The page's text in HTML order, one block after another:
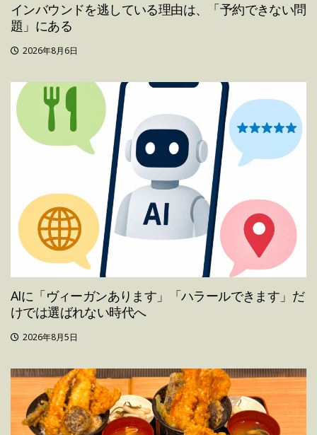
インバウンドを逃している理由は、「予約できない問
題」にある
2026年8月6日
AIに「ヴィーガンあります」「ハラールできます」だ
けでは選ばれない時代へ
2026年8月5日